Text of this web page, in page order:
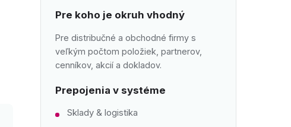
Pre koho je okruh vhodný
Pre distribučné a obchodné firmy s
veľkým počtom položiek, partnerov,
cenníkov, akcií a dokladov.
Prepojenia v systéme
Sklady & logistika